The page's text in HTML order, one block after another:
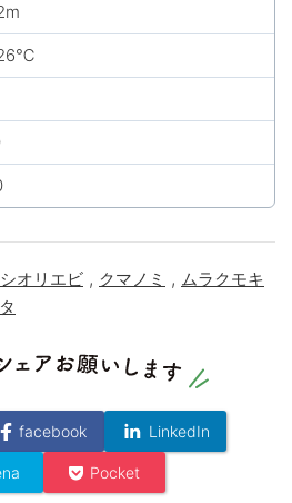
オリエビ , クマノミ , ムラクモキ
facebook LinkedIn
Pocket